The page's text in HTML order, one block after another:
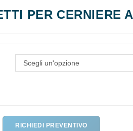
PER CERNIERE
Scegli un'opzione
RICHIEDI PREVENTIVO